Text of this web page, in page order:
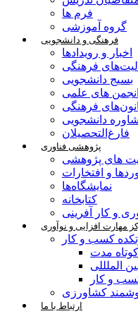
فرم ها
گروه آموزشی
فرهنگی و دانشجویی
اخبار و رویدادها
فرهنگی
بسیج دانشجویی
انجمن های علمی
فرهنگی
دانشجویی
فارغ‌التحصیلان
پژوهشی فناوری
های پژوهشی
و افتخارات
نمایشگاه‌ها
کتابخانه
و کار آفرینی
مهارت افزایی و نوآوری
کسب و کار
مدت
الملللی
و کار
کشاورزی
ارتباط با ما